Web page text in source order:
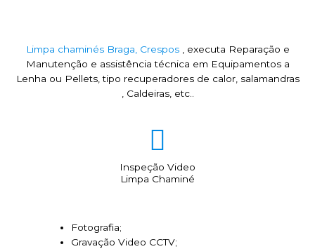
Limpa chaminés Braga, Crespos , executa Reparação e
Manutenção e assistência técnica em Equipamentos a
Lenha ou Pellets, tipo recuperadores de calor, salamandras
, Caldeiras, etc..
Inspeção Video
Limpa Chaminé
Fotografia;
Gravação Video CCTV;